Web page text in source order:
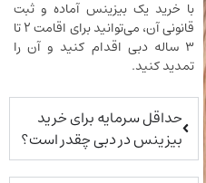
بیزینس آماده و ثبت
قانونی آن، می‌توانید برای اقامت ۲ تا
اقدام کنید و آن را
برای خرید
دبی چقدر است؟